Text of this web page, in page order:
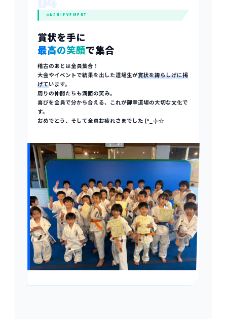
ACHIEVEMENT
賞状を手に
最高の笑顔で集合
稽古のあとは全員集合！
大会やイベントで結果を出した道場生が賞状を誇らしげに掲
げています。
周りの仲間たちも満面の笑み。
喜びを全員で分かち合える、これが御幸道場の大切な文化で
す。
おめでとう、そして全員お疲れさまでした (^_-)-☆